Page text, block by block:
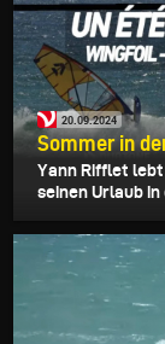
20.09.2024
Sommer in
Yann Rifflet
seinen Urlaub